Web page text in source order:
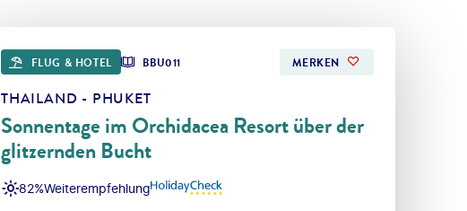
FLUG & HOTEL BBU011 MERKEN
THAILAND - PHUKET
Sonnentage im Orchidacea Resort über der
glitzernden Bucht
Weiterempfehlung
82%